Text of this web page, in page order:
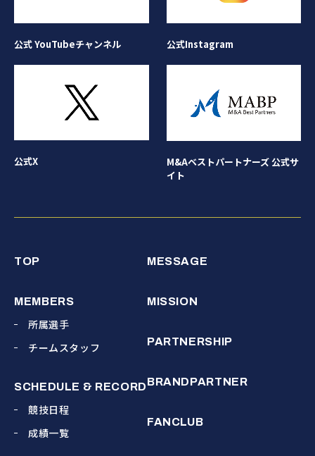
公式 YouTubeチャンネル 公式Instagram
公式X
M&Aベストパートナーズ 公式サ
イト
TOP
MEMBERS
所属選手
チームスタッフ
SCHEDULE & RECORD
競技日程
成績一覧
MESSAGE
MISSION
PARTNERSHIP
BRANDPARTNER
FANCLUB